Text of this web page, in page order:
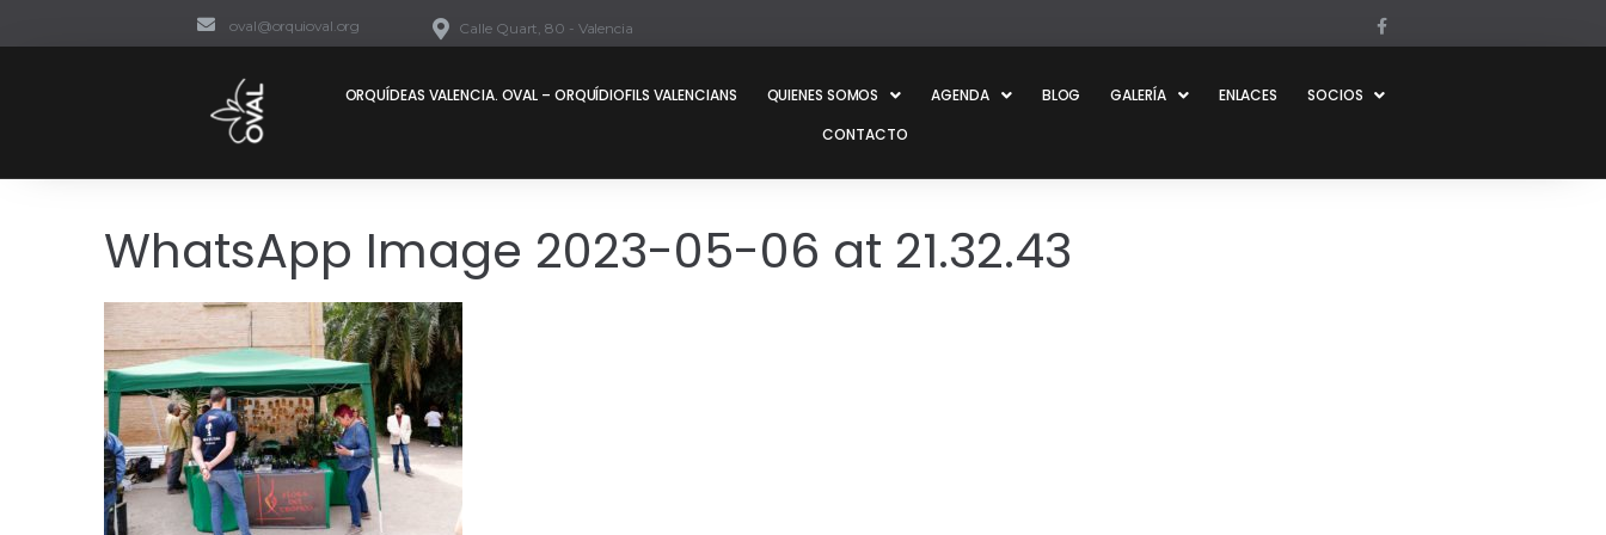
oval@orquioval.org Calle Quart, 80 - Valencia
ORQUÍDEAS VALENCIA. OVAL – ORQUÍDIOFILS VALENCIANS QUIENES SOMOS AGENDA BLOG GALERÍA ENLACES
SOCIOS
CONTACTO
WhatsApp Image 2023-05-06 at 21.32.43